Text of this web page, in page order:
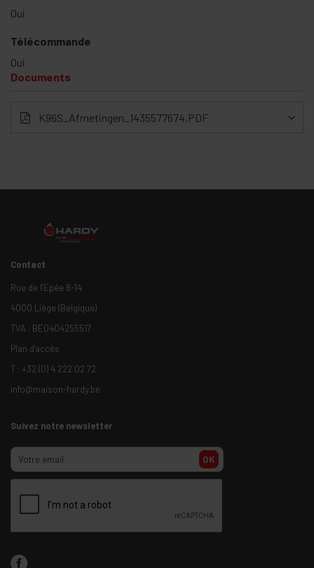
Oui
Télécommande
Oui
Documents
K96S_Afmetingen_1435577674.PDF
Contact
Rue de l’Epée 8-14
4000 Liège (Belgique)
TVA : BE0404255517
Plan d'accès
T : +32 (0) 4 222 02 72
info@maison-hardy.be
Suivez notre newsletter
OK